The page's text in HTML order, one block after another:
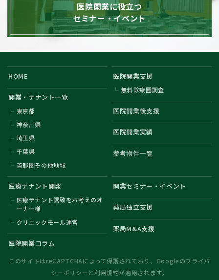
医院開業に役立つ
セミナー・イベント
HOME
開業・テナント一覧
東京都
神奈川県
埼玉県
千葉県
首都圏その他地域
医院開業支援
無料診療圏調査
医院開業後支援
医院開業実績
参考物件一覧
医療テナント開発
医療テナント誘致をお考えのオ
ーナー様
クリニックモール運営
医院開業コラム
開業セミナー・イベント
薬局独立支援
薬局M&A支援
このサイトはreCAPTCHAによって保護されており、Googleのプライバ
シーポリシーと利用規約が適用されます。